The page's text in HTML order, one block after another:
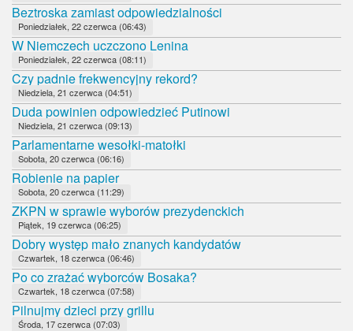
Beztroska zamiast odpowiedzialności
Poniedziałek, 22 czerwca (06:43)
W Niemczech uczczono Lenina
Poniedziałek, 22 czerwca (08:11)
Czy padnie frekwencyjny rekord?
Niedziela, 21 czerwca (04:51)
Duda powinien odpowiedzieć Putinowi
Niedziela, 21 czerwca (09:13)
Parlamentarne wesołki-matołki
Sobota, 20 czerwca (06:16)
Robienie na papier
Sobota, 20 czerwca (11:29)
ZKPN w sprawie wyborów prezydenckich
Piątek, 19 czerwca (06:25)
Dobry występ mało znanych kandydatów
Czwartek, 18 czerwca (06:46)
Po co zrażać wyborców Bosaka?
Czwartek, 18 czerwca (07:58)
Pilnujmy dzieci przy grillu
Środa, 17 czerwca (07:03)